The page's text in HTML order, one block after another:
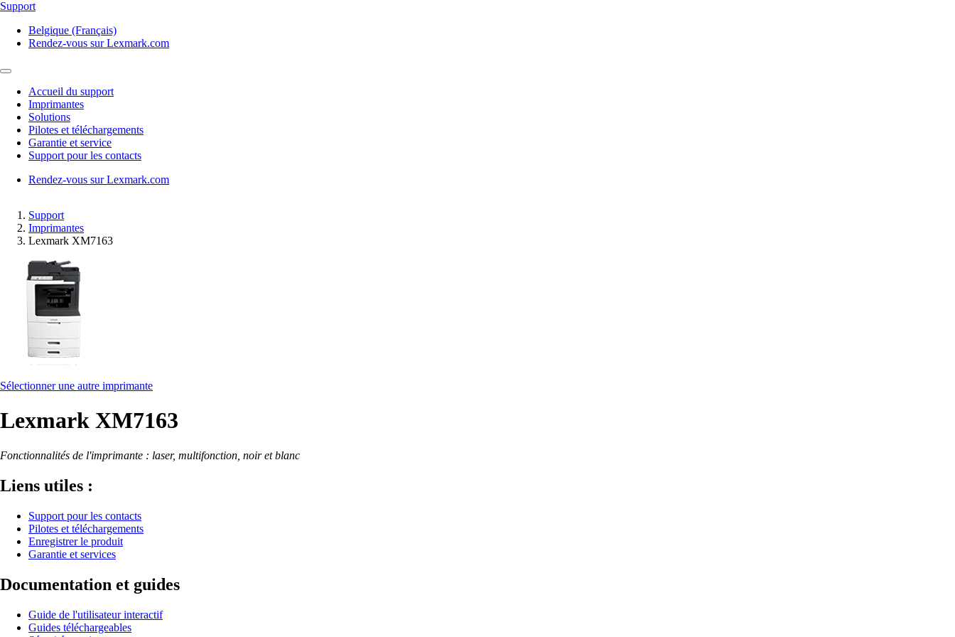
Support
Belgique (Français)
Rendez-vous sur Lexmark.com
Accueil du support
Imprimantes
Solutions
Pilotes et téléchargements
Garantie et service
Support pour les contacts
Rendez-vous sur Lexmark.com
Support
Imprimantes
Lexmark XM7163
Sélectionner une autre imprimante
Lexmark XM7163
Fonctionnalités de l'imprimante : laser, multifonction, noir et blanc
Liens utiles :
Support pour les contacts
Pilotes et téléchargements
Enregistrer le produit
Garantie et services
Documentation et guides
Guide de l'utilisateur interactif
Guides téléchargeables